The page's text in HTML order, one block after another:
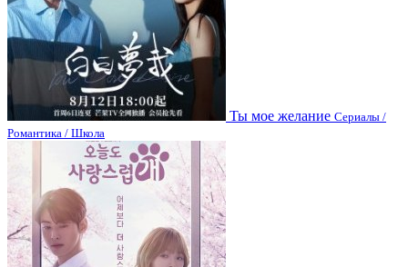
Ты мое желание Сериалы /
Романтика / Школа